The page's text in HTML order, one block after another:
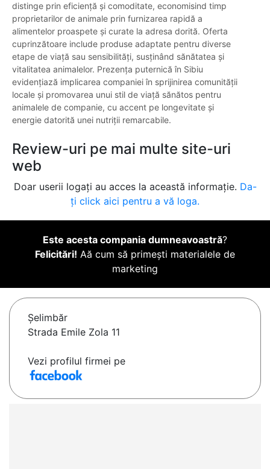
distinge prin eficiență și comoditate, economisind timp
proprietarilor de animale prin furnizarea rapidă a
alimentelor proaspete și curate la adresa dorită. Oferta
cuprinzătoare include produse adaptate pentru diverse
etape de viață sau sensibilități, susținând sănătatea și
vitalitatea animalelor. Prezența puternică în Sibiu
evidențiază implicarea companiei în sprijinirea comunității
locale și promovarea unui stil de viață sănătos pentru
animalele de companie, cu accent pe longevitate și
energie datorită unei nutriții remarcabile.
Review-uri pe mai multe site-uri
web
Doar userii logați au acces la această informație. Da-
ți click aici pentru a vă loga.
Este acesta compania dumneavoastră?
Felicitări! Aă cum să primești materialele de
marketing
Şelimbăr
Strada Emile Zola 11
Vezi profilul firmei pe